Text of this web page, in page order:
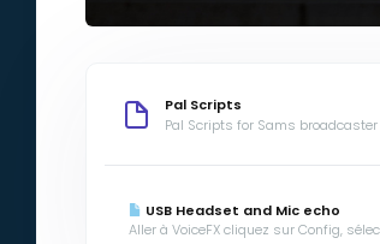
Pal Scripts
Pal Scripts for Sams broadcaster
USB Headset and Mic echo
Aller à VoiceFX cliquez sur Config,